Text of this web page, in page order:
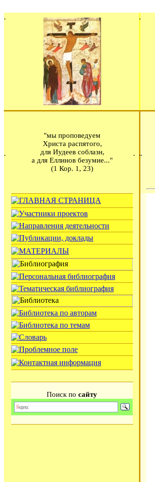
"мы проповедуем
Христа распятого,
для Иудеев соблазн,
а для Еллинов безумие..."
(1 Кор. 1, 23)
Поиск по сайту